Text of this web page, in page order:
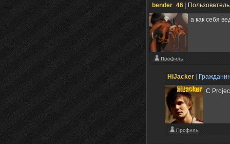
bender_46
а как себя
HiJacker
С